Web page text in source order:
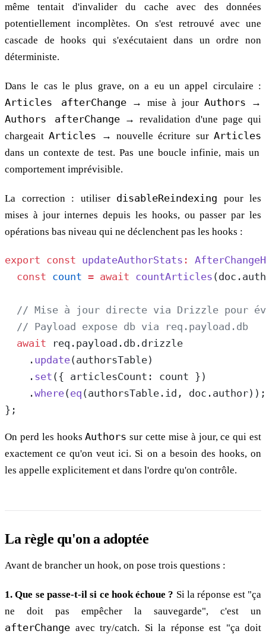
même tentait d'invalider du cache avec des données
potentiellement incomplètes. On s'est retrouvé avec une
cascade de hooks qui s'exécutaient dans un ordre non
déterministe.
Dans le cas le plus grave, on a eu un appel circulaire :
Articles afterChange→ mise à jourAuthors →
Authors afterChange → revalidation d'une page qui
chargeaitArticles → nouvelle écriture surArticles
dans un contexte de test. Pas une boucle infinie, mais un
comportement imprévisible.
La correction : utiliser disableReindexing pour les
mises à jour internes depuis les hooks, ou passer par les
opérations bas niveau qui ne déclenchent pas les hooks :
export const updateAuthorStats :
  const
count = await countArticles
// Mise à jour directe via Drizzle pour
  // Payload expose db via req.payload.db
  await
req.payload.db.drizzle
    .
update(authorsTable)
    .
set ({ articlesCount: count })
    .
where( eq (authorsTable.id, doc.author));
};
On perd les hooksAuthors sur cette mise à jour, ce qui est
exactement ce qu'on veut ici. Si on a besoin des hooks, on
les appelle explicitement et dans l'ordre qu'on contrôle.
La règle qu'on a adoptée
Avant de brancher un hook, on pose trois questions :
1. Que se passe-t-il si ce hook échoue ? Si la réponse est "ça
ne doit pas empêcher la sauvegarde", c'est un
afterChange avec try/catch. Si la réponse est "ça doit